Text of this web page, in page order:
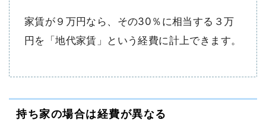
家賃が９万円なら、その30％に相当する３万
円を「地代家賃」という経費に計上できます。
持ち家の場合は経費が異なる